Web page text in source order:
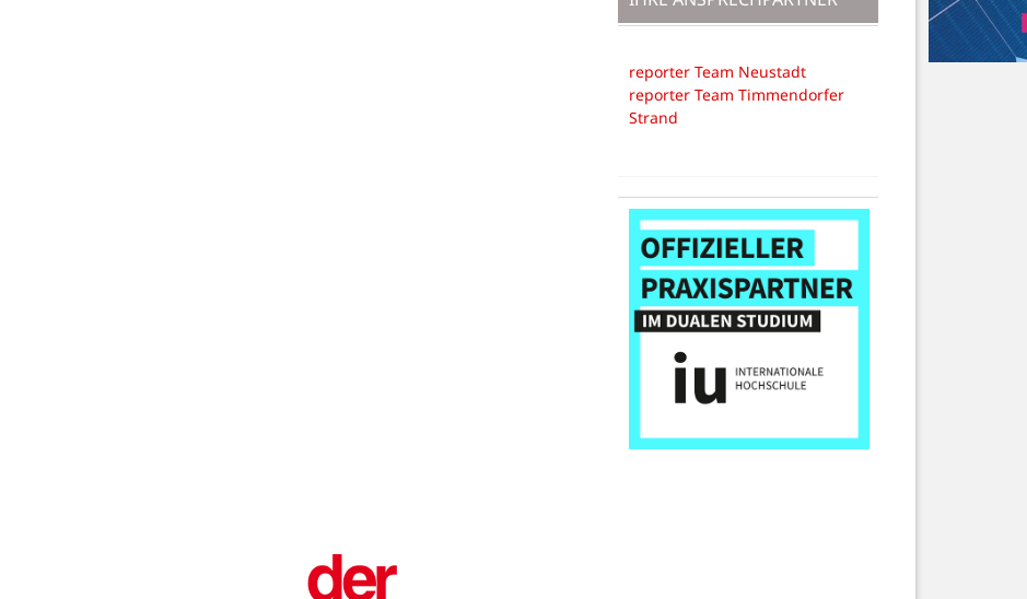
reporter Team Neustadt
reporter Team Timmendorfer
Strand